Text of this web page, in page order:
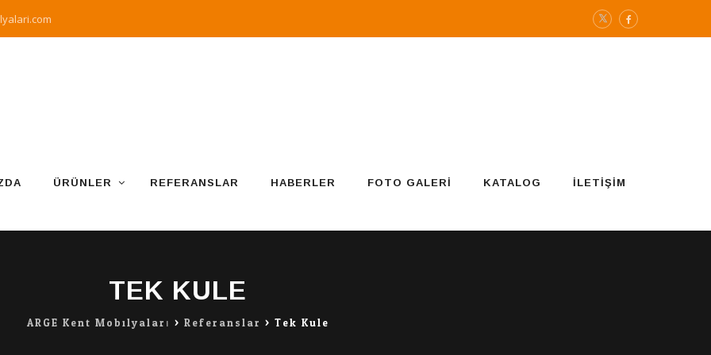
ÜRÜNLER REFERANSLAR HABERLER FOTO GALERI KATALOG İLETIŞIM
TEK KULE
ARGE Kent Mobilyaları > Referanslar > Tek Kule